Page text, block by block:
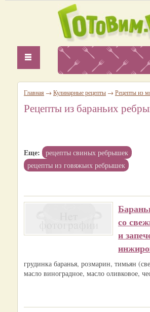
Главная → Кулинарные рецепты → Рецепты из
Рецепты из бараньих
Еще:
рецепты свиных ребрышек
рецепты из говяжьих ребрышек
со
и
грудинка баранья, розмарин, тимьян
масло виноградное, масло оливковое,